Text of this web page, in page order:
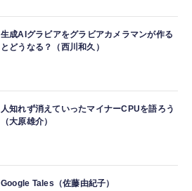
生成AIグラビアをグラビアカメラマンが作る
とどうなる？（西川和久）
人知れず消えていったマイナーCPUを語ろう
（大原雄介）
Google Tales（佐藤由紀子）